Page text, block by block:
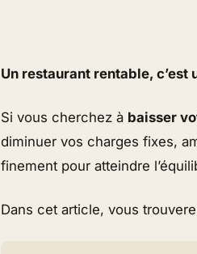
Un restaurant rentable,
Si vous cherchez à baisser
diminuer vos charges fixes,
finement pour atteindre
Dans cet article, vous